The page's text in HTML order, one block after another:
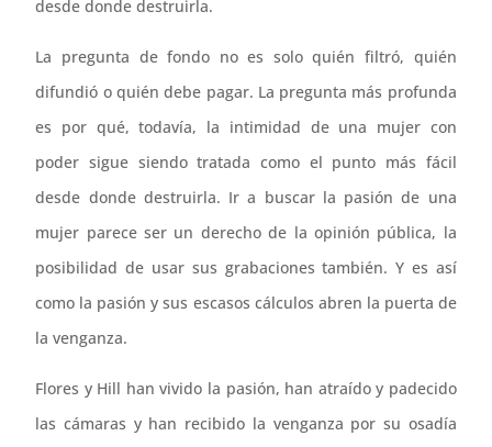
desde donde destruirla.
La pregunta de fondo no es solo quién filtró, quién
difundió o quién debe pagar. La pregunta más profunda
es por qué, todavía, la intimidad de una mujer con
poder sigue siendo tratada como el punto más fácil
desde donde destruirla. Ir a buscar la pasión de una
mujer parece ser un derecho de la opinión pública, la
posibilidad de usar sus grabaciones también. Y es así
como la pasión y sus escasos cálculos abren la puerta de
la venganza.
Flores y Hill han vivido la pasión, han atraído y padecido
las cámaras y han recibido la venganza por su osadía